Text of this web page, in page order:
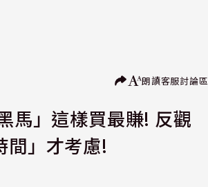
朗讀客服討論區
馬」這樣買最賺! 反觀
」才考慮!